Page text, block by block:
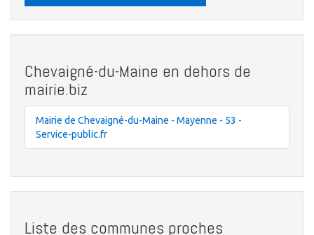
Chevaigné-du-Maine en dehors de
mairie.biz
Mairie de Chevaigné-du-Maine - Mayenne - 53 -
Service-public.fr
Liste des communes proches